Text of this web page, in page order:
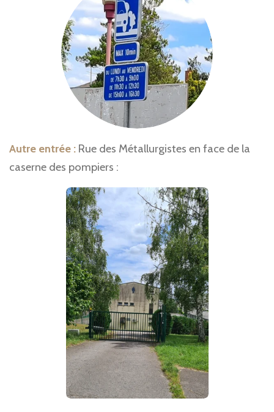
Autre entrée : Rue des Métallurgistes en face de la
caserne des pompiers :